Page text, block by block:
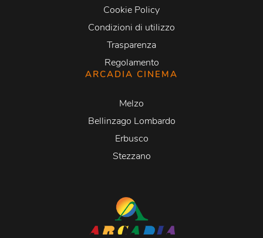
Cookie Policy
Condizioni di utilizzo
Trasparenza
Regolamento
ARCADIA CINEMA
Melzo
Bellinzago Lombardo
Erbusco
Stezzano